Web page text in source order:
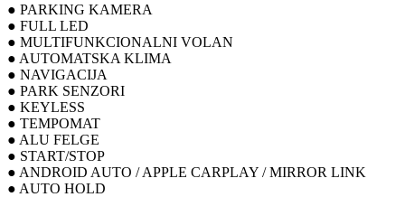
● PARKING KAMERA
● FULL LED
● MULTIFUNKCIONALNI VOLAN
● AUTOMATSKA KLIMA
● NAVIGACIJA
● PARK SENZORI
● KEYLESS
● TEMPOMAT
● ALU FELGE
● START/STOP
● ANDROID AUTO / APPLE CARPLAY / MIRROR LINK
● AUTO HOLD